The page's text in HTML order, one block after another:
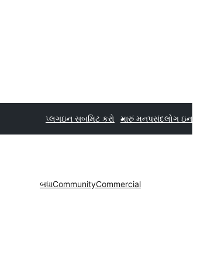
પ્લગઇન સબમિટ કરો મારું મનપસંદલોગ ઇન
બધાCommunityCommercial